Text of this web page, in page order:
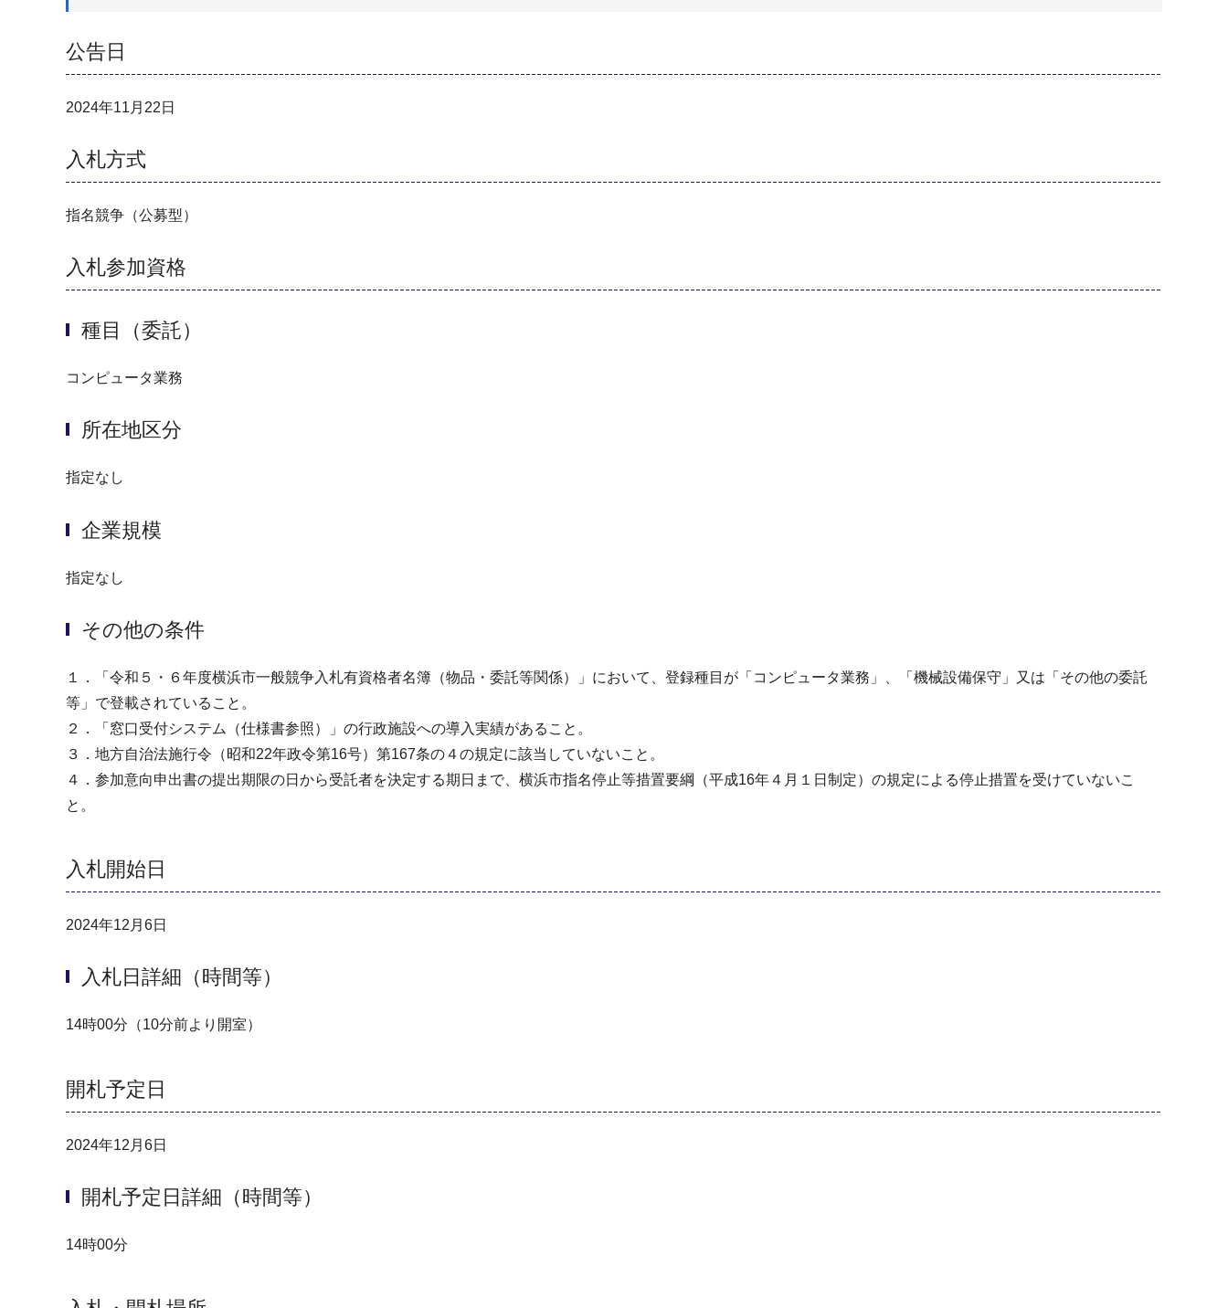
公告日
2024年11月22日
入札方式
指名競争（公募型）
入札参加資格
種目（委託）
コンピュータ業務
所在地区分
指定なし
企業規模
指定なし
その他の条件
１．「令和５・６年度横浜市一般競争入札有資格者名簿（物品・委託等関係）」において、登録種目が「コンピュータ業務」、「機械設備保守」又は「その他の委託
等」で登載されていること。
２．「窓口受付システム（仕様書参照）」の行政施設への導入実績があること。
３．地方自治法施行令（昭和22年政令第16号）第167条の４の規定に該当していないこと。
４．参加意向申出書の提出期限の日から受託者を決定する期日まで、横浜市指名停止等措置要綱（平成16年４月１日制定）の規定による停止措置を受けていないこ
と。
入札開始日
2024年12月6日
入札日詳細（時間等）
14時00分（10分前より開室）
開札予定日
2024年12月6日
開札予定日詳細（時間等）
14時00分